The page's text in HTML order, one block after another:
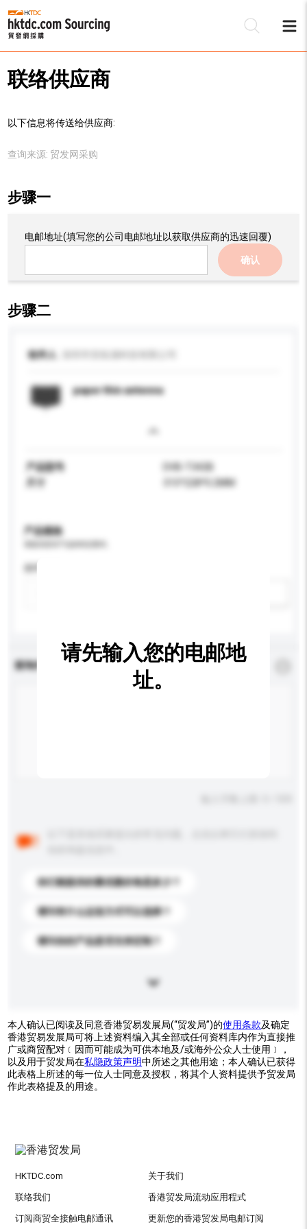
联络供应商
以下信息将传送给供应商:
查询来源: 贸发网采购
步骤一
电邮地址(填写您的公司电邮地址以获取供应商的迅速回覆)
确认
步骤二
收件人
paper thin antenna
产品型号
DVB-T342B
315*228*0.2MM
产品规格
查询内容 * 必须填写
你们能提供的最优惠价格是多少？
请问有什么运送方式可以选择？
请问你的产品是否支持定制？
请先输入您的电邮地
址。
本人确认已阅读及同意香港贸易发展局(“贸发局”)的使用条款及确定
香港贸易发展局可将上述资料编入其全部或任何资料库内作为直接推
广或商贸配对﹝因而可能成为可供本地及/或海外公众人士使用﹞，
以及用于贸发局在私隐政策声明中所述之其他用途；本人确认已获得
此表格上所述的每一位人士同意及授权，将其个人资料提供予贸发局
作此表格提及的用途。
HKTDC.com 关于我们
联络我们 香港贸发局流动应用程式
订阅商贸全接触电邮通讯 更新您的香港贸发局电邮订阅